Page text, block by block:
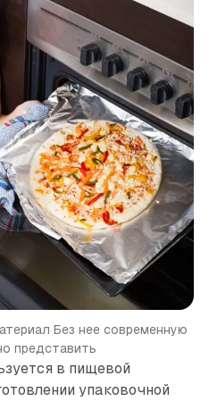
Без нее современную
представить
в пищевой
упаковочной